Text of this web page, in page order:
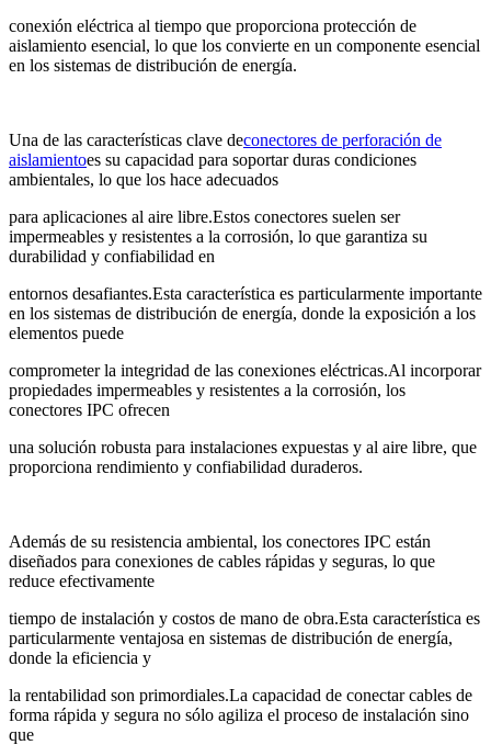
conexión eléctrica al tiempo que proporciona protección de
aislamiento esencial, lo que los convierte en un componente esencial
en los sistemas de distribución de energía.
Una de las características clave deconectores de perforación de
aislamientoes su capacidad para soportar duras condiciones
ambientales, lo que los hace adecuados
para aplicaciones al aire libre.Estos conectores suelen ser
impermeables y resistentes a la corrosión, lo que garantiza su
durabilidad y confiabilidad en
entornos desafiantes.Esta característica es particularmente importante
en los sistemas de distribución de energía, donde la exposición a los
elementos puede
comprometer la integridad de las conexiones eléctricas.Al incorporar
propiedades impermeables y resistentes a la corrosión, los
conectores IPC ofrecen
una solución robusta para instalaciones expuestas y al aire libre, que
proporciona rendimiento y confiabilidad duraderos.
Además de su resistencia ambiental, los conectores IPC están
diseñados para conexiones de cables rápidas y seguras, lo que
reduce efectivamente
tiempo de instalación y costos de mano de obra.Esta característica es
particularmente ventajosa en sistemas de distribución de energía,
donde la eficiencia y
la rentabilidad son primordiales.La capacidad de conectar cables de
forma rápida y segura no sólo agiliza el proceso de instalación sino
que